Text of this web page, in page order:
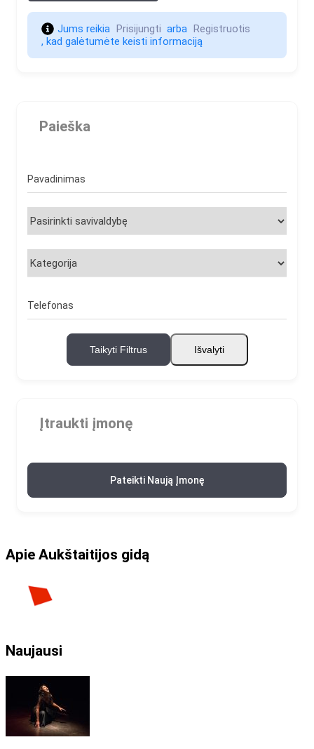
Jums reikia Prisijungti arba Registruotis
, kad galėtumėte keisti informaciją
Paieška
Pavadinimas
Telefonas
Taikyti Filtrus Išvalyti
Įtraukti įmonę
Pateikti Naują Įmonę
Apie Aukštaitijos gidą
Naujausi